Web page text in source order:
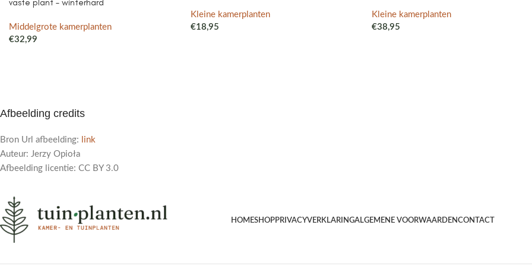
vaste plant – winterhard
Middelgrote kamerplanten
€32,99
Kleine kamerplanten
€18,95
Kleine kamerplanten
€38,95
Afbeelding credits
Bron Url afbeelding:
link
Auteur: Jerzy Opioła
Afbeelding licentie: CC BY 3.0
HOMESHOPPRIVACYVERKLARINGALGEMENE VOORWAARDENCONTACT